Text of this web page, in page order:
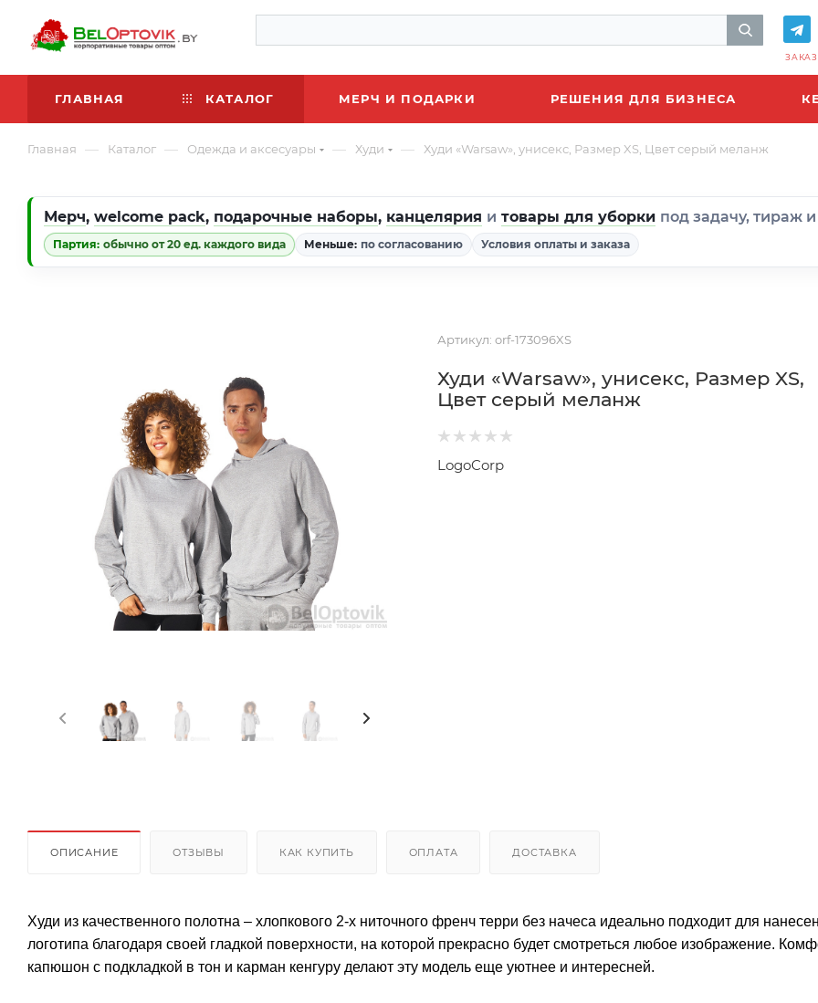
ГЛАВНАЯ КАТАЛОГ МЕРЧ И ПОДАРКИ РЕШЕНИЯ ДЛЯ БИЗНЕСА
Главная — Каталог — Одежда и аксесуары — Худи — Худи «Warsaw», унисекс, Размер XS, Цвет серый меланж
Мерч, welcome pack, подарочные наборы, канцелярия и товары для уборки под задачу, тираж
Партия: обычно от 20 ед. каждого вида Меньше: по согласованию Условия оплаты и заказа
Артикул: orf-173096XS
Худи «Warsaw», унисекс, Размер XS,
Цвет серый меланж
LogoCorp
ОПИСАНИЕ ОТЗЫВЫ КАК КУПИТЬ ОПЛАТА ДОСТАВКА
Худи из качественного полотна – хлопкового 2-х ниточного френч терри без начеса идеально подходит для
логотипа благодаря своей гладкой поверхности, на которой прекрасно будет смотреться любое изображение.
капюшон с подкладкой в тон и карман кенгуру делают эту модель еще уютнее и интересней.